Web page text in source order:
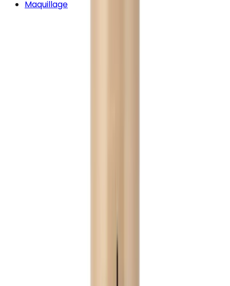
Maquillage